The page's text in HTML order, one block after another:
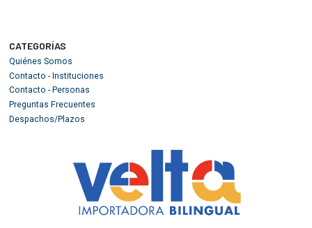
CATEGORÍAS
Quiénes Somos
Contacto - Instituciones
Contacto - Personas
Preguntas Frecuentes
Despachos/Plazos